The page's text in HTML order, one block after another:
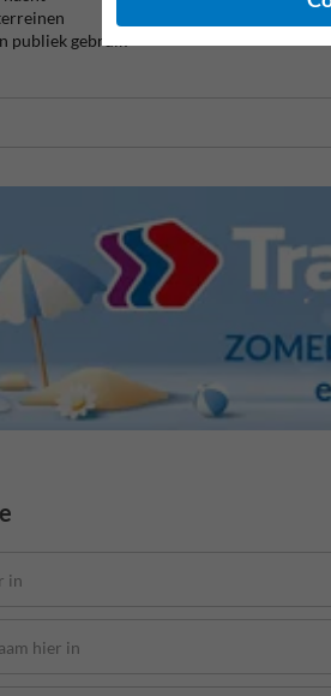
gebruik